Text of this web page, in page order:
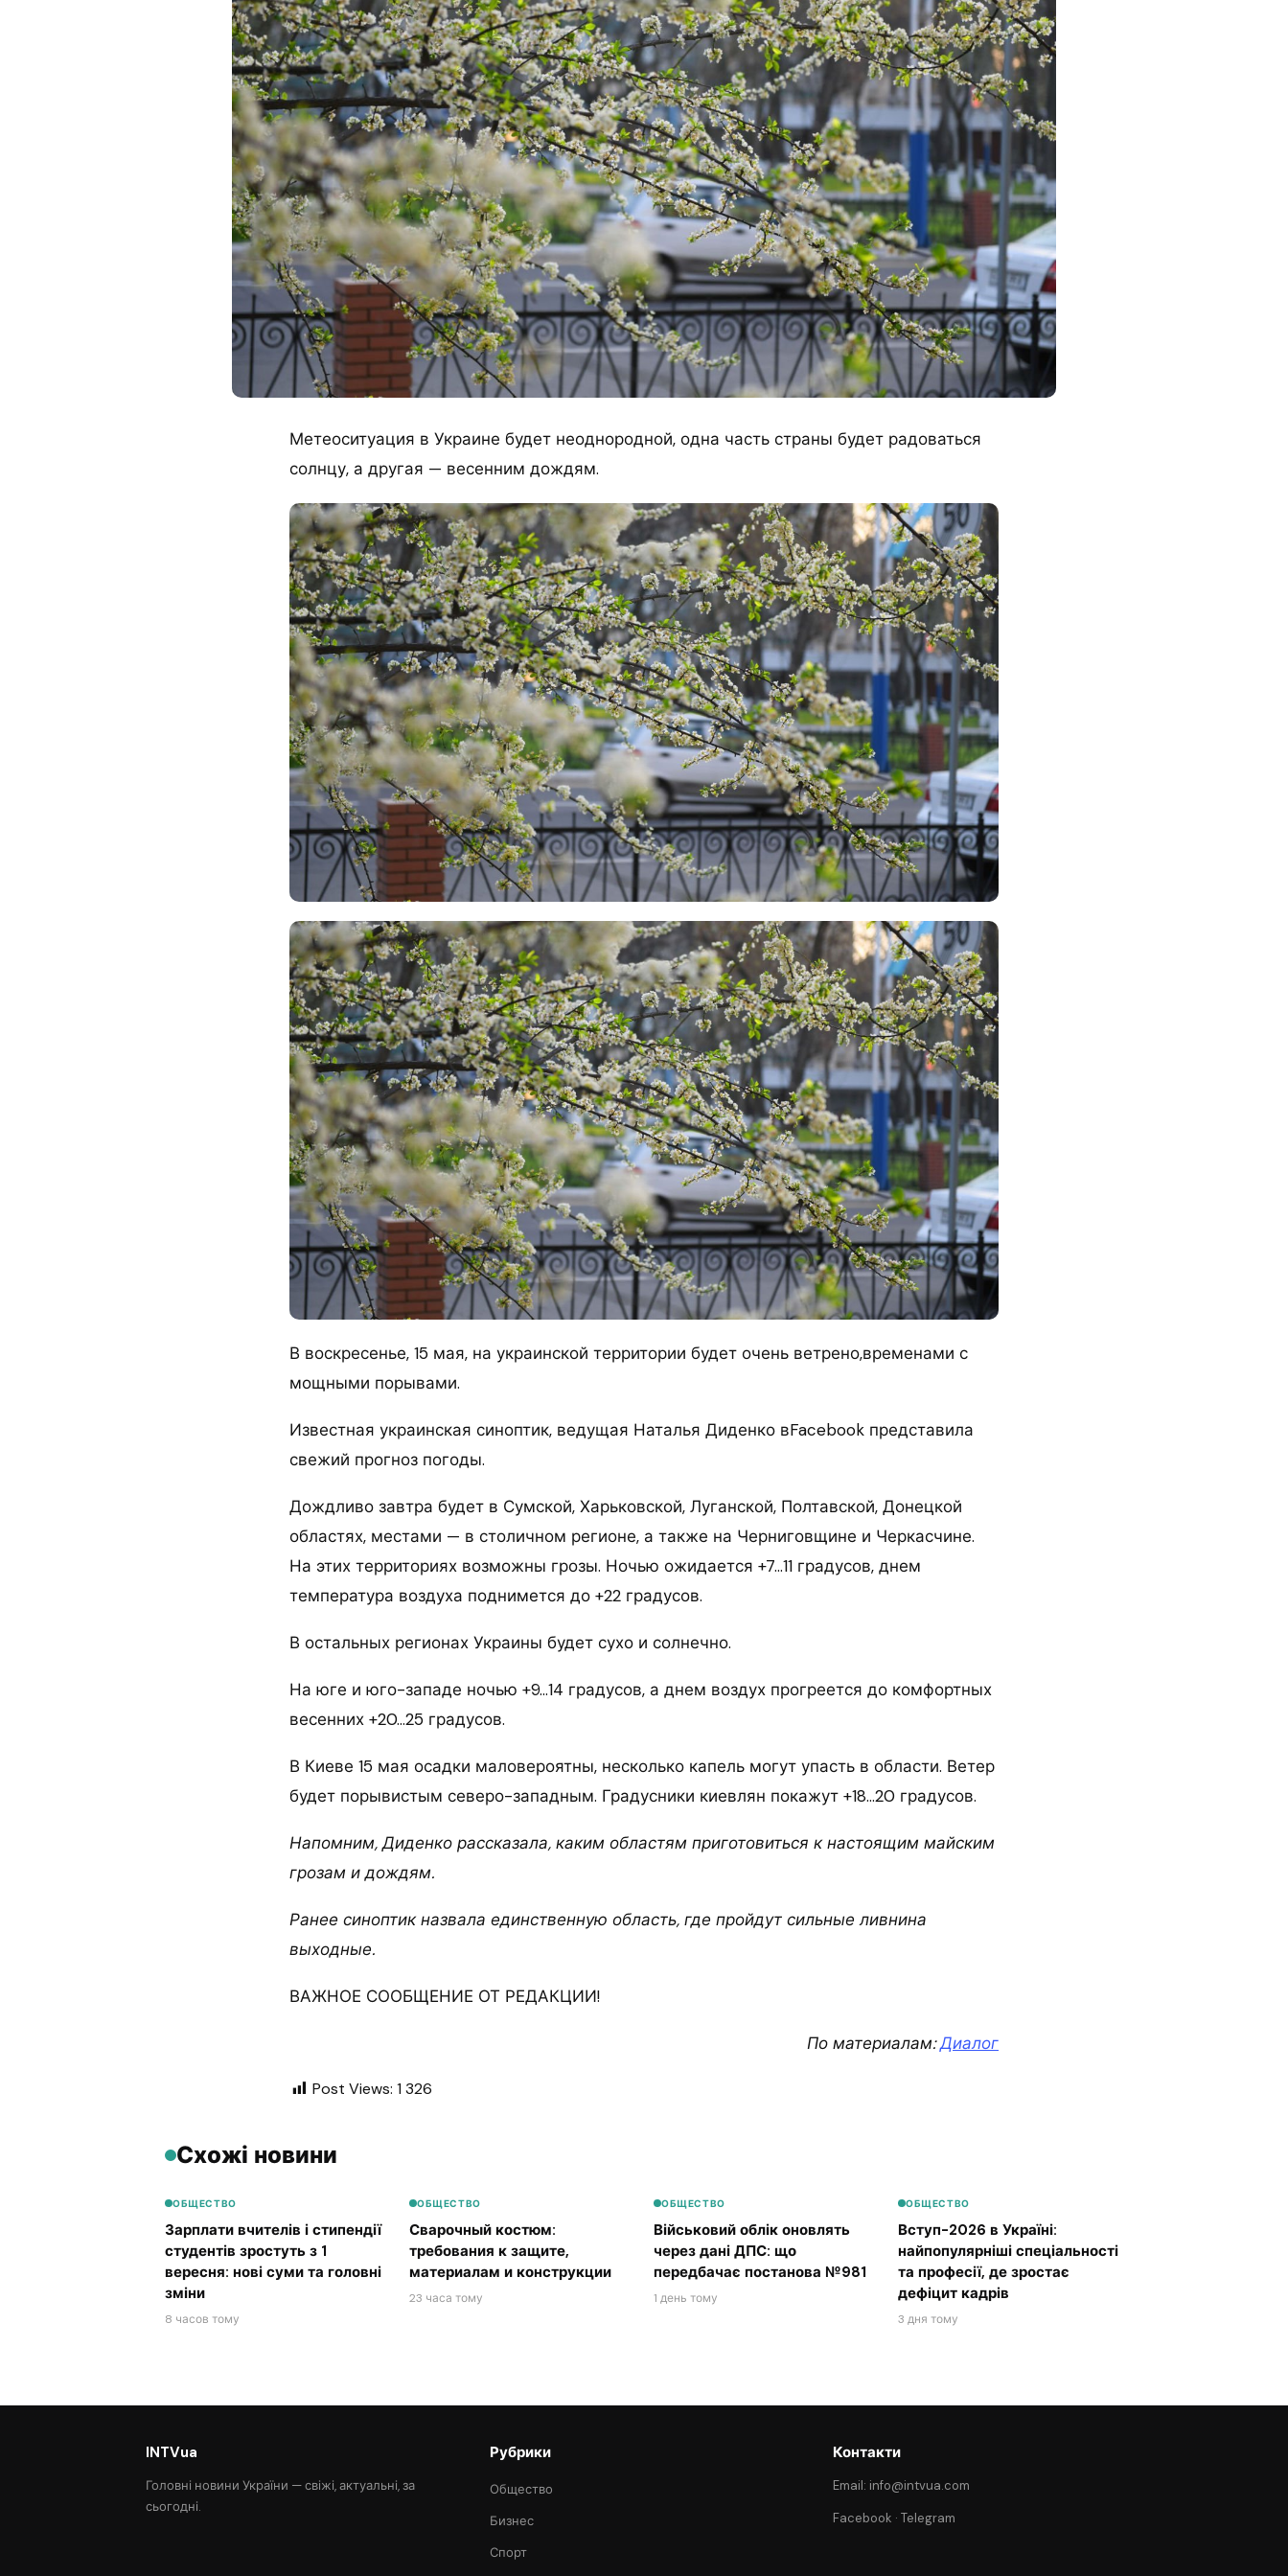
Метеоситуация в Украине будет неоднородной, одна часть страны будет радоваться
солнцу, а другая — весенним дождям.
В воскресенье, 15 мая, на украинской территории будет очень ветрено,временами с
мощными порывами.
Известная украинская синоптик, ведущая Наталья Диденко вFacebook представила
свежий прогноз погоды.
Дождливо завтра будет в Сумской, Харьковской, Луганской, Полтавской, Донецкой
областях, местами — в столичном регионе, а также на Черниговщине и Черкасчине.
На этих территориях возможны грозы. Ночью ожидается +7…11 градусов, днем
температура воздуха поднимется до +22 градусов.
В остальных регионах Украины будет сухо и солнечно.
На юге и юго-западе ночью +9…14 градусов, а днем воздух прогреется до комфортных
весенних +20…25 градусов.
В Киеве 15 мая осадки маловероятны, несколько капель могут упасть в области. Ветер
будет порывистым северо-западным. Градусники киевлян покажут +18…20 градусов.
Напомним, Диденко рассказала, каким областям приготовиться к настоящим майским
грозам и дождям.
Ранее синоптик назвала единственную область, где пройдут сильные ливнина
выходные.
ВАЖНОЕ СООБЩЕНИЕ ОТ РЕДАКЦИИ!
По материалам:Диалог
Post Views: 1 326
Схожі новини
ОБЩЕСТВО
Зарплати вчителів і стипендії
студентів зростуть з 1
вересня: нові суми та головні
зміни
8 часов тому
ОБЩЕСТВО
Сварочный костюм:
требования к защите,
материалам и конструкции
23 часа тому
ОБЩЕСТВО
Військовий облік оновлять
через дані ДПС: що
передбачає постанова №981
1 день тому
ОБЩЕСТВО
Вступ-2026 в Україні:
найпопулярніші спеціальності
та професії, де зростає
дефіцит кадрів
3 дня тому
INTVua
Головні новини України — свіжі, актуальні, за
сьогодні.
Рубрики
Общество
Бизнес
Спорт
Контакти
Email: info@intvua.com
Facebook ·Telegram